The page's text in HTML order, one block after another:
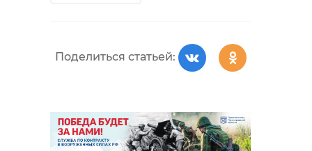
Поделиться статьей: